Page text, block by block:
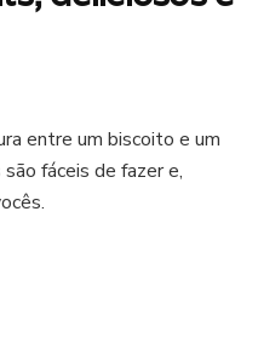
entre um biscoito e um
fáceis de fazer e,